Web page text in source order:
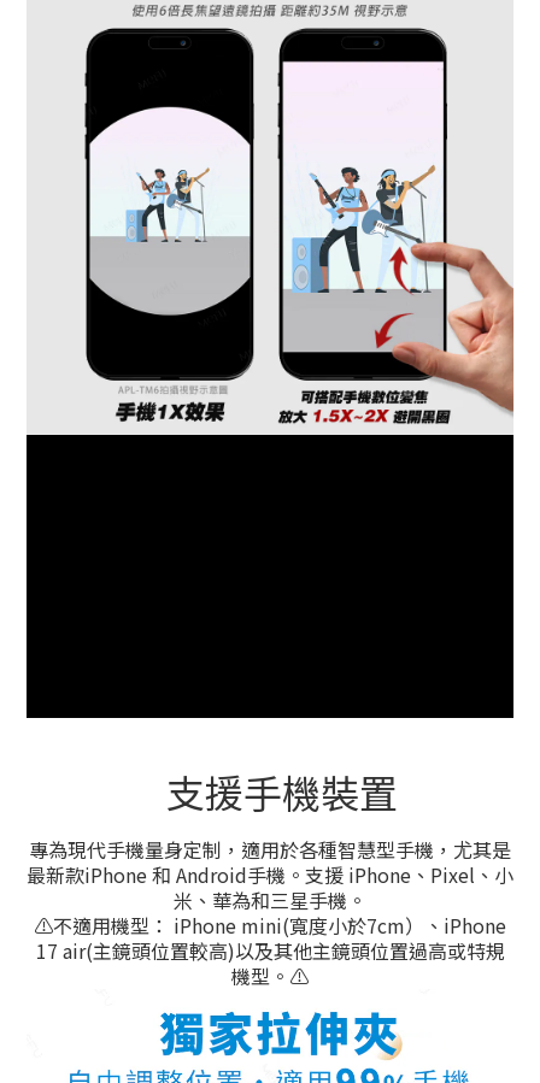
支援手機裝置
專為現代手機量身定制，適用於各種智慧型手機，尤其是
最新款iPhone 和 Android手機。支援 iPhone、Pixel、小
米、華為和三星手機。
⚠️不適用機型： iPhone mini(寬度小於7cm）、iPhone
17 air(主鏡頭位置較高)以及其他主鏡頭位置過高或特規
機型。 ⚠️